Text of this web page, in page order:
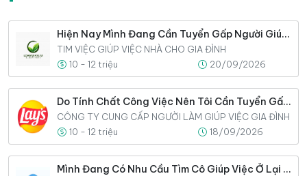
Hiện Nay Mình Đang Cần Tuyển Gấp Người Giúp Việc Cho Gia Đình
TIM VIỆC GIÚP VIỆC NHÀ CHO GIA ĐÌNH
10 - 12 triệu
20/09/2026
Do Tính Chất Công Việc Nên Tôi Cần Tuyển Gấp 3 Người Giúp Việc
CÔNG TY CUNG CẤP NGƯỜI LÀM GIÚP VIỆC GIA ĐÌNH
10 - 12 triệu
18/09/2026
Mình Đang Có Nhu Cầu Tìm Cô Giúp Việc Ở Lại Nhà Và Gắn Bó Lâu Dài